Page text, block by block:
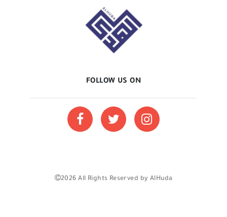
FOLLOW US ON
2026 All Rights Reserved by AlHuda